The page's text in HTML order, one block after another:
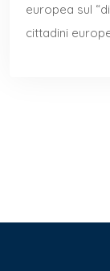
europea sul
cittadini